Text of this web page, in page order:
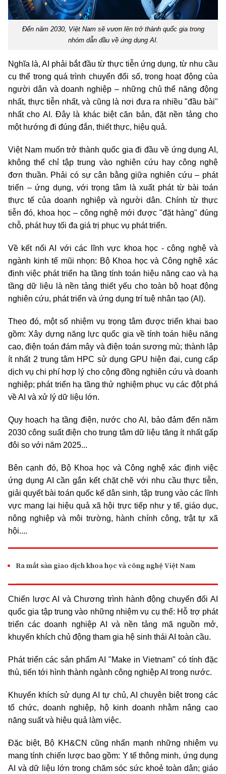
Đến năm 2030, Việt Nam sẽ vươn lên trở thành quốc gia trong
nhóm dẫn đầu về ứng dụng AI.
Nghĩa là, AI phải bắt đầu từ thực tiễn ứng dụng, từ nhu cầu
cụ thể trong quá trình chuyển đổi số, trong hoạt động của
người dân và doanh nghiệp – những chủ thể năng động
nhất, thực tiễn nhất, và cũng là nơi đưa ra nhiều "đầu bài"
nhất cho AI. Đây là khác biệt căn bản, đặt nền tảng cho
một hướng đi đúng đắn, thiết thực, hiệu quả.
Việt Nam muốn trở thành quốc gia đi đầu về ứng dụng AI,
không thể chỉ tập trung vào nghiên cứu hay công nghệ
đơn thuần. Phải có sự cân bằng giữa nghiên cứu – phát
triển – ứng dụng, với trọng tâm là xuất phát từ bài toán
thực tế của doanh nghiệp và người dân. Chính từ thực
tiễn đó, khoa học – công nghệ mới được "đặt hàng" đúng
chỗ, phát huy tối đa giá trị phục vụ phát triển.
Về kết nối AI với các lĩnh vực khoa học - công nghệ và
ngành kinh tế mũi nhọn: Bộ Khoa học và Công nghệ xác
định việc phát triển hạ tầng tính toán hiệu năng cao và hạ
tầng dữ liệu là nền tảng thiết yếu cho toàn bộ hoạt động
nghiên cứu, phát triển và ứng dụng trí tuệ nhân tạo (AI).
Theo đó, một số nhiệm vụ trọng tâm được triển khai bao
gồm: Xây dựng năng lực quốc gia về tính toán hiệu năng
cao, điện toán đám mây và điện toán sương mù; thành lập
ít nhất 2 trung tâm HPC sử dụng GPU hiện đại, cung cấp
dịch vụ chi phí hợp lý cho cộng đồng nghiên cứu và doanh
nghiệp; phát triển hạ tầng thử nghiệm phục vụ các đột phá
về AI và xử lý dữ liệu lớn.
Quy hoạch hạ tầng điện, nước cho AI, bảo đảm đến năm
2030 công suất điện cho trung tâm dữ liệu tăng ít nhất gấp
đôi so với năm 2025...
Bên cạnh đó, Bộ Khoa học và Công nghệ xác định việc
ứng dụng AI cần gắn kết chặt chẽ với nhu cầu thực tiễn,
giải quyết bài toán quốc kế dân sinh, tập trung vào các lĩnh
vực mang lại hiệu quả xã hội trực tiếp như y tế, giáo dục,
nông nghiệp và môi trường, hành chính công, trật tự xã
hội....
Ra mắt sàn giao dịch khoa học và công nghệ Việt Nam
Chiến lược AI và Chương trình hành động chuyển đổi AI
quốc gia tập trung vào những nhiệm vụ cụ thể: Hỗ trợ phát
triển các doanh nghiệp AI và nền tảng mã nguồn mở,
khuyến khích chủ động tham gia hệ sinh thái AI toàn cầu.
Phát triển các sản phẩm AI "Make in Vietnam" có tính đặc
thù, tiến tới hình thành ngành công nghiệp AI trong nước.
Khuyến khích sử dụng AI tự chủ, AI chuyên biệt trong các
tổ chức, doanh nghiệp, hộ kinh doanh nhằm nâng cao
năng suất và hiệu quả làm việc.
Đặc biệt, Bộ KH&CN cũng nhấn mạnh những nhiệm vụ
mang tính chiến lược bao gồm: Y tế thông minh, ứng dụng
AI và dữ liệu lớn trong chăm sóc sức khoẻ toàn dân; giáo